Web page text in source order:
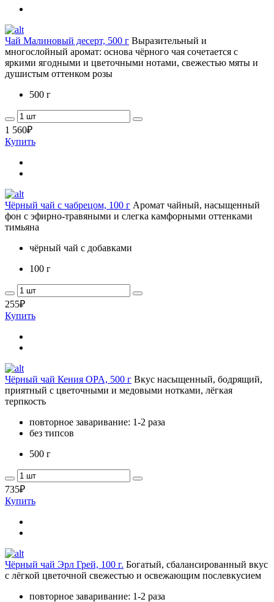
Чай Малиновый десерт, 500 г Выразительный и
многослойный аромат: основа чёрного чая сочетается с
яркими ягодными и цветочными нотами, свежестью мяты и
душистым оттенком розы
500 г
1 560₽
Купить
Чёрный чай с чабрецом, 100 г Аромат чайный, насыщенный
фон с эфирно-травяными и слегка камфорными оттенками
тимьяна
чёрный чай с добавками
100 г
255₽
Купить
Чёрный чай Кения OPA, 500 г Вкус насыщенный, бодрящий,
приятный с цветочными и медовыми нотками, лёгкая
терпкость
повторное заваривание: 1-2 раза
без типсов
500 г
735₽
Купить
Чёрный чай Эрл Грей, 100 г. Богатый, сбалансированный вкус
с лёгкой цветочной свежестью и освежающим послевкусием
повторное заваривание: 1-2 раза